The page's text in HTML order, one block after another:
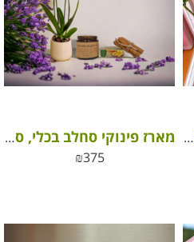
מארז יין פינוקים וגבינות בוטיק
מארז פינוקי סחלב בכלי, סבון ונר להפחת סטרס
₪375